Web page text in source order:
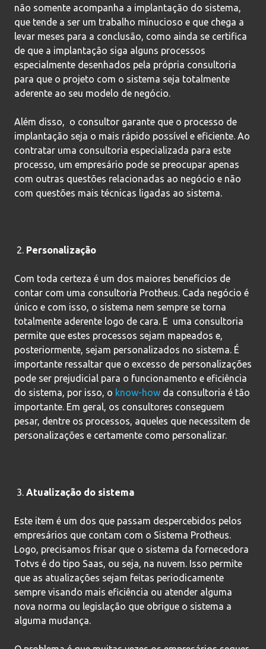
não somente acompanha a implantação do sistema,
que tende a ser um trabalho minucioso e que chega a
levar meses para a conclusão, como ainda se certifica
de que a implantação siga alguns processos
especialmente desenhados pela própria consultoria
para que o projeto com o sistema seja totalmente
aderente ao seu modelo de negócio.
Além disso, o consultor garante que o processo de
implantação seja o mais rápido possível e eficiente. Ao
contratar uma consultoria especializada para este
processo, um empresário pode se preocupar apenas
com outras questões relacionadas ao negócio e não
com questões mais técnicas ligadas ao sistema.
Personalização
Com toda certeza é um dos maiores benefícios de
contar com uma consultoria Protheus. Cada negócio é
único e com isso, o sistema nem sempre se torna
totalmente aderente logo de cara. E uma consultoria
permite que estes processos sejam mapeados e,
posteriormente, sejam personalizados no sistema. É
importante ressaltar que o excesso de personalizações
pode ser prejudicial para o funcionamento e eficiência
do sistema, por isso, o know-how da consultoria é tão
importante. Em geral, os consultores conseguem
pesar, dentre os processos, aqueles que necessitem de
personalizações e certamente como personalizar.
Atualização do sistema
Este item é um dos que passam despercebidos pelos
empresários que contam com o Sistema Protheus.
Logo, precisamos frisar que o sistema da fornecedora
Totvs é do tipo Saas, ou seja, na nuvem. Isso permite
que as atualizações sejam feitas periodicamente
sempre visando mais eficiência ou atender alguma
nova norma ou legislação que obrigue o sistema a
alguma mudança.